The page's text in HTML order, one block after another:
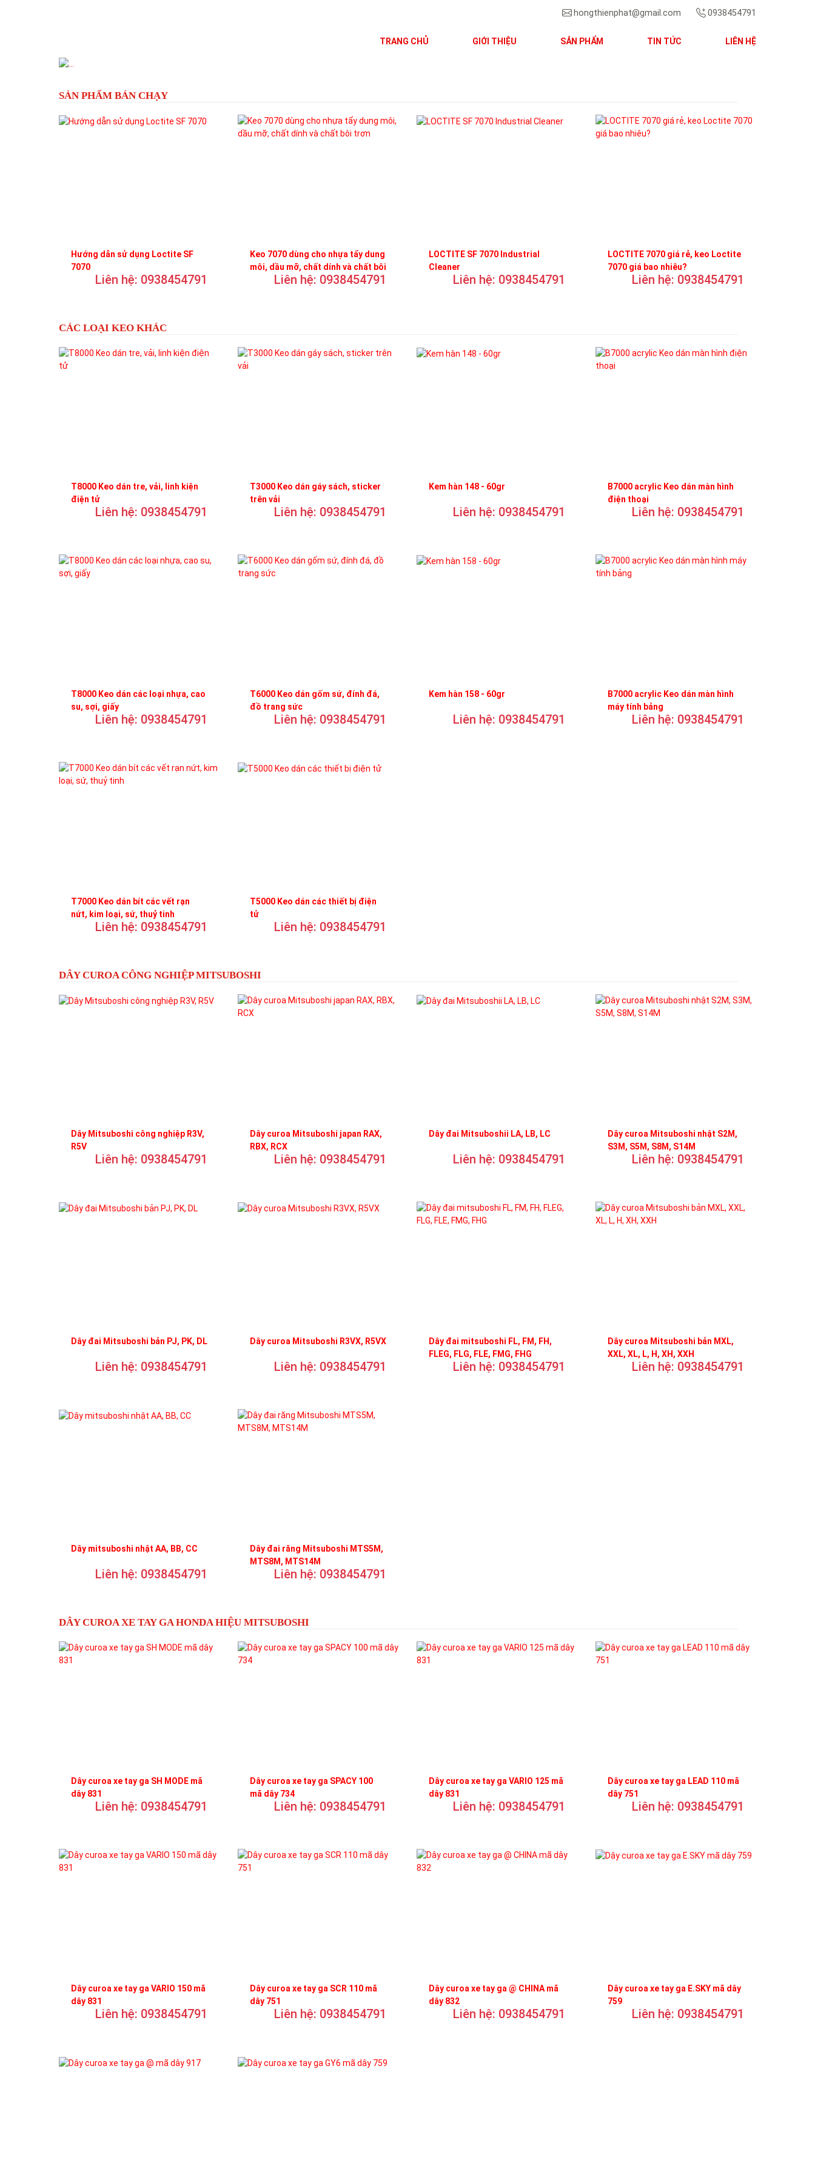
hongthienphat@gmail.com 0938454791
TRANG CHỦ GIỚI THIỆU SẢN PHẨM TIN TỨC LIÊN HỆ
SẢN PHẨM BÁN CHẠY
Hướng dẫn sử dụng Loctite SF
7070
Liên hệ: 0938454791
Keo 7070 dùng cho nhựa tẩy dung
môi, dầu mỡ, chất dính và chất bôi
Liên hệ: 0938454791
LOCTITE SF 7070 Industrial
Cleaner
Liên hệ: 0938454791
LOCTITE 7070 giá rẻ, keo Loctite
7070 giá bao nhiêu?
Liên hệ: 0938454791
CÁC LOẠI KEO KHÁC
T8000 Keo dán tre, vải, linh kiện
điện tử
Liên hệ: 0938454791
T3000 Keo dán gáy sách, sticker
trên vải
Liên hệ: 0938454791
Kem hàn 148 - 60gr
Liên hệ: 0938454791
B7000 acrylic Keo dán màn hình
điện thoại
Liên hệ: 0938454791
T8000 Keo dán các loại nhựa, cao
su, sợi, giấy
Liên hệ: 0938454791
T6000 Keo dán gốm sứ, đính đá,
đồ trang sức
Liên hệ: 0938454791
Kem hàn 158 - 60gr
Liên hệ: 0938454791
B7000 acrylic Keo dán màn hình
máy tính bảng
Liên hệ: 0938454791
T7000 Keo dán bít các vết rạn
nứt, kim loại, sứ, thuỷ tinh
Liên hệ: 0938454791
T5000 Keo dán các thiết bị điện
tử
Liên hệ: 0938454791
DÂY CUROA CÔNG NGHIỆP MITSUBOSHI
Dây Mitsuboshi công nghiệp R3V,
R5V
Liên hệ: 0938454791
Dây curoa Mitsuboshi japan RAX,
RBX, RCX
Liên hệ: 0938454791
Dây đai Mitsuboshii LA, LB, LC
Liên hệ: 0938454791
Dây curoa Mitsuboshi nhật S2M,
S3M, S5M, S8M, S14M
Liên hệ: 0938454791
Dây đai Mitsuboshi bản PJ, PK, DL
Liên hệ: 0938454791
Dây curoa Mitsuboshi R3VX, R5VX
Liên hệ: 0938454791
Dây đai mitsuboshi FL, FM, FH,
FLEG, FLG, FLE, FMG, FHG
Liên hệ: 0938454791
Dây curoa Mitsuboshi bản MXL,
XXL, XL, L, H, XH, XXH
Liên hệ: 0938454791
Dây mitsuboshi nhật AA, BB, CC
Liên hệ: 0938454791
Dây đai răng Mitsuboshi MTS5M,
MTS8M, MTS14M
Liên hệ: 0938454791
DÂY CUROA XE TAY GA HONDA HIỆU MITSUBOSHI
Dây curoa xe tay ga SH MODE mã
dây 831
Liên hệ: 0938454791
Dây curoa xe tay ga SPACY 100
mã dây 734
Liên hệ: 0938454791
Dây curoa xe tay ga VARIO 125 mã
dây 831
Liên hệ: 0938454791
Dây curoa xe tay ga LEAD 110 mã
dây 751
Liên hệ: 0938454791
Dây curoa xe tay ga VARIO 150 mã
dây 831
Liên hệ: 0938454791
Dây curoa xe tay ga SCR 110 mã
dây 751
Liên hệ: 0938454791
Dây curoa xe tay ga @ CHINA mã
dây 832
Liên hệ: 0938454791
Dây curoa xe tay ga E.SKY mã dây
759
Liên hệ: 0938454791